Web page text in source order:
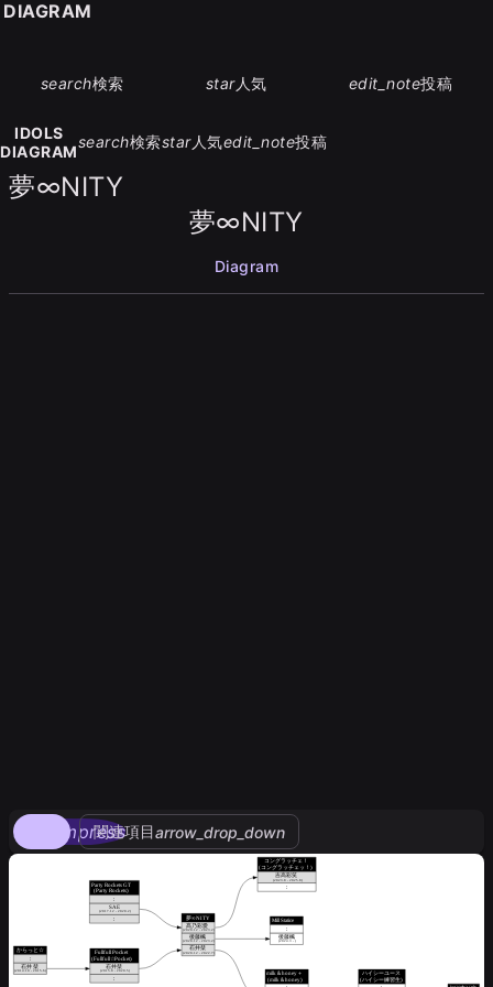
search検索 star人気 edit_note投稿
IDOLS
DIAGRAM
search検索star人気edit_note投稿
夢∞NITY
夢∞NITY
Diagram
compress
関連項目arrow_drop_down